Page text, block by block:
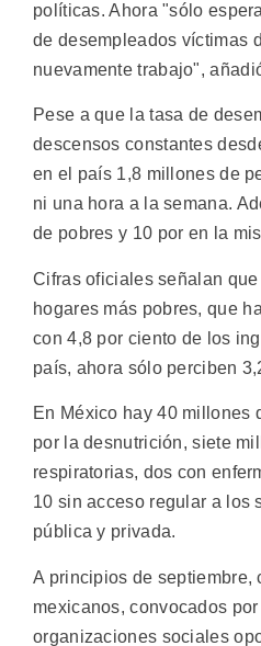
políticas. Ahora "sólo
de desempleados víctimas
nuevamente trabajo",
Pese a que la tasa de
descensos constantes
en el país 1,8 millones de
ni una hora a la semana.
de pobres y 10 por en la
Cifras oficiales señalan
hogares más pobres, que
con 4,8 por ciento de los
país, ahora sólo perciben
En México hay 40 millones
por la desnutrición, siete
respiratorias, dos con
10 sin acceso regular a los
pública y privada.
A principios de septiembre,
mexicanos, convocados
organizaciones sociales